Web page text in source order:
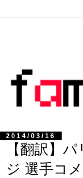
2014/03/16
【翻訳】
ジ 選手コ